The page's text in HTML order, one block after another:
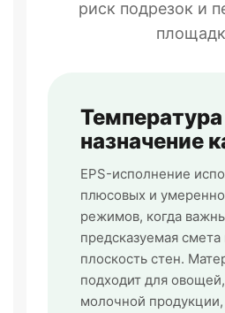
риск подрезок и
Температура
назначение
EPS-исполнение
плюсовых и
режимов, когда
предсказуемая смета
плоскость стен.
подходит для
молочной продукции,